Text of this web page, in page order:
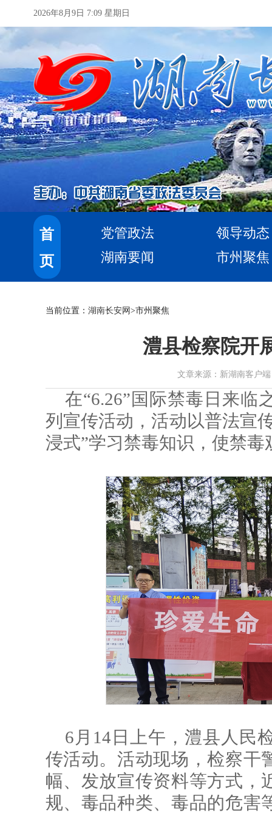
2026年8月9日 7:09 星期日
首
页
党管政法
领导动态
湖南要闻
市州聚焦
当前位置： 湖南长安网 >市州聚焦
澧县检察院开
文章来源：新湖南客户
在“6.26”国际禁毒日来临
列宣传活动，活动以普法宣
浸式”学习禁毒知识，使禁毒
6月14日上午，澧县人民
传活动。活动现场，检察干
幅、发放宣传资料等方式，
规、毒品种类、毒品的危害